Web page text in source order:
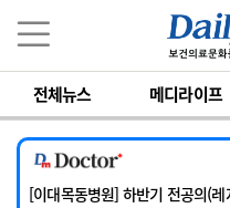
전체뉴스 메디라이프
[서울아산병원] 2026년 하반기
[영남대학교의료원] 마취통증의
[충남대학교병원] 소아청소년과(
[동부병원] 계약직(응급의학과 전
[이대목동병원] 하반기 전공의(